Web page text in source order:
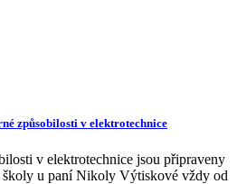
způsobilosti v elektrotechnice
v elektrotechnice jsou připraveny
školy u paní Nikoly Výtiskové vždy od